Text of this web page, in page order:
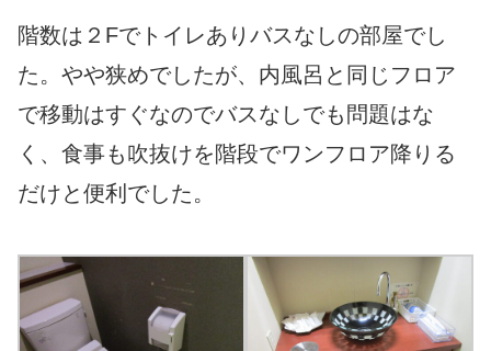
階数は２Fでトイレありバスなしの部屋でし
た。やや狭めでしたが、内風呂と同じフロア
で移動はすぐなのでバスなしでも問題はな
く、食事も吹抜けを階段でワンフロア降りる
だけと便利でした。